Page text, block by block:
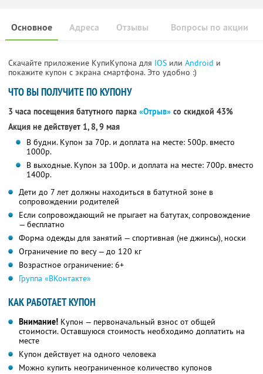
Основное Отзывы Вопросы по акции
Адреса
Скачайте приложение КупиКупона для IOS или Android и
покажите купон с экрана смартфона. Это удобно :)
ЧТО ВЫ ПОЛУЧИТЕ ПО КУПОНУ
3 часа посещения батутного парка «Отрыв» со скидкой 43%
Акция не действует 1, 8, 9 мая
В будни. Купон за 70р. и доплата на месте: 500р. вместо
1000р.
В выходные. Купон за 100р. и доплата на месте: 700р. вместо
1400р.
Дети до 7 лет должны находиться в батутной зоне в
сопровождении родителей
Если сопровождающий не прыгает на батутах, сопровождение
— бесплатно
Форма одежды для занятий — спортивная (не джинсы), носки
Ограничение по весу — до 120 кг
Возрастное ограничение: 6+
Группа «ВКонтакте»
КАК РАБОТАЕТ КУПОН
Внимание! Купон — первоначальный взнос от общей
стоимости. Оставшуюся стоимость необходимо доплатить на
месте
Купон действует на одного человека
Можно купить неограниченное количество купонов